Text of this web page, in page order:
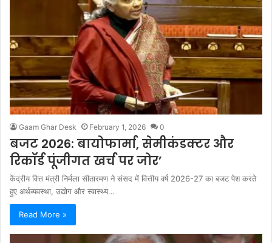
Gaam Ghar Desk February 1, 2026 0
बजट 2026: बायोफार्मा, सेमीकंडक्टर और
रिकॉर्ड पूंजीगत खर्च पर जोर’
केंद्रीय वित्त मंत्री निर्मला सीतारमण ने संसद में वित्तीय वर्ष 2026-27 का बजट पेश करते
हुए अर्थव्यवस्था, उद्योग और स्वास्थ्य…
Read More »